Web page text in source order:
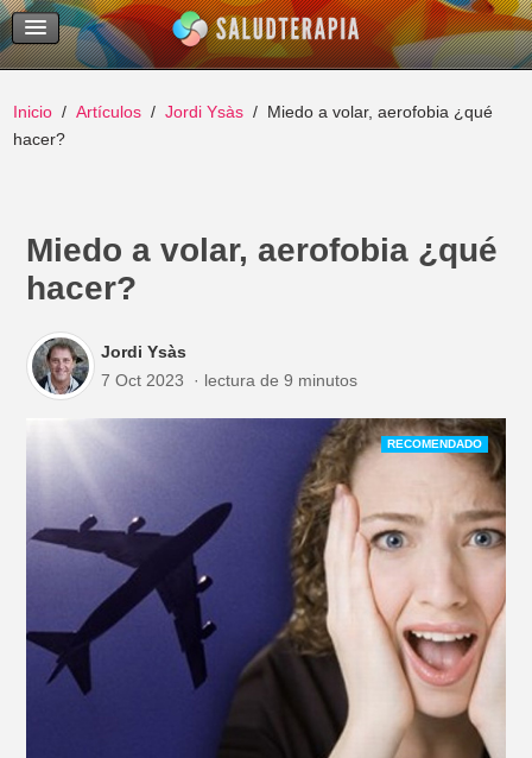
Temas Recientes
Buscar
Inicio Artículos Jordi Ysàs
Miedo a volar, aerofobia ¿qué
hacer?
Miedo a volar, aerofobia ¿qué
hacer?
Jordi Ysàs
7 Oct 2023
lectura de 9 minutos
RECOMENDADO